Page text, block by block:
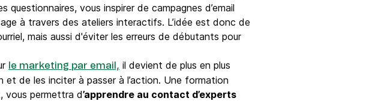
questionnaires, vous inspirer de campagnes d’email
à travers des ateliers interactifs. L’idée est donc de
mais aussi d'éviter les erreurs de débutants pour
le marketing par email, il devient de plus en plus
de les inciter à passer à l’action. Une formation
vous permettra d’apprendre au contact d’experts